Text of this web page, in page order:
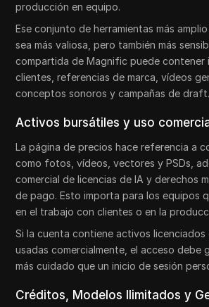
producción en equipo.
Ese conjunto de herramientas más
sea más valiosa, pero también más
compartida de Magnific puede contener
clientes, referencias de marca, vídeos
conceptos sonoros y campañas de draft.
Activos bursátiles y uso
La página de precios hace referencia a
como fotos, vídeos, vectores y PSDs,
comercial de licencias de IA y derechos
de pago. Esto importa para los equipos
en el trabajo con clientes o en la
Si la cuenta contiene activos licenciados
usadas comercialmente, el acceso debe
más cuidado que un inicio de sesión
Créditos, Modelos Ilimitados y